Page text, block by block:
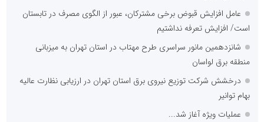
عامل افزایش قبوض برخی مشترکان، عبور از الگوی مصرف در تابستان
است/ افزایش تعرفه نداشتیم
شانزدهمین مانور سراسری طرح مهتاب در استان تهران به میزبانی
منطقه برق لواسان
درخشش شرکت توزیع نیروی برق استان تهران در ارزیابی نظارت عالیه
بهام توانیر
عملیات ویژه آغاز شد...